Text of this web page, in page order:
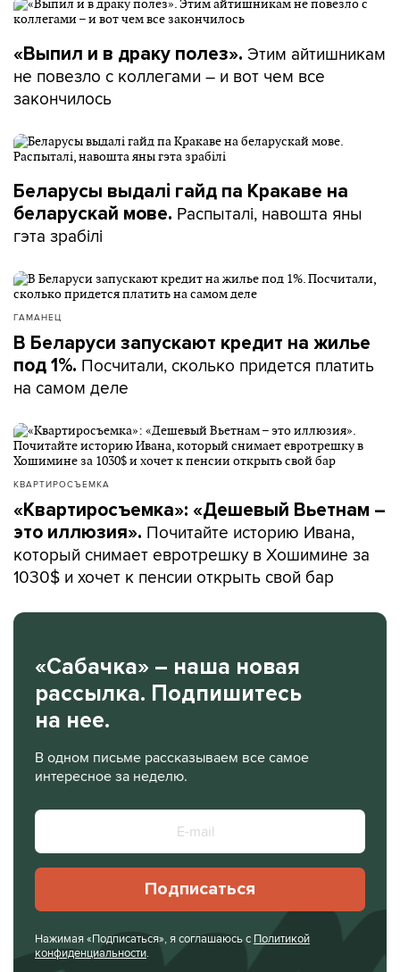
«Выпил и в драку полез». Этим айтишникам
не повезло с коллегами – и вот чем все
закончилось
Беларусы выдалі гайд па Кракаве на
беларускай мове. Распыталі, навошта яны
гэта зрабілі
ГАМАНЕЦ
В Беларуси запускают кредит на жилье
под 1%. Посчитали, сколько придется платить
на самом деле
КВАРТИРОСЪЕМКА
«Квартиросъемка»: «Дешевый Вьетнам –
это иллюзия». Почитайте историю Ивана,
который снимает евротрешку в Хошимине за
1030$ и хочет к пенсии открыть свой бар
«Сабачка» – наша новая
рассылка. Подпишитесь
на нее.
В одном письме рассказываем все самое
интересное за неделю.
Подписаться
Нажимая «Подписаться», я соглашаюсь с Политикой
конфиденциальности.